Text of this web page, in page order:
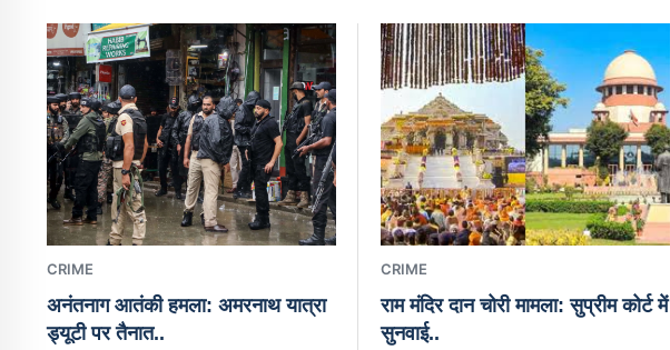
CRIME
अनंतनाग आतंकी हमला: अमरनाथ यात्रा
ड्यूटी पर तैनात..
CRIME
राम मंदिर दान चोरी मामला: सुप्रीम कोर्ट में
सुनवाई..